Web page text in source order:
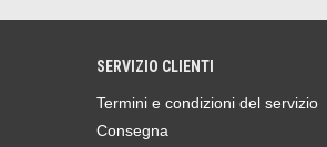
SERVIZIO CLIENTI
Termini e condizioni del servizio
Consegna